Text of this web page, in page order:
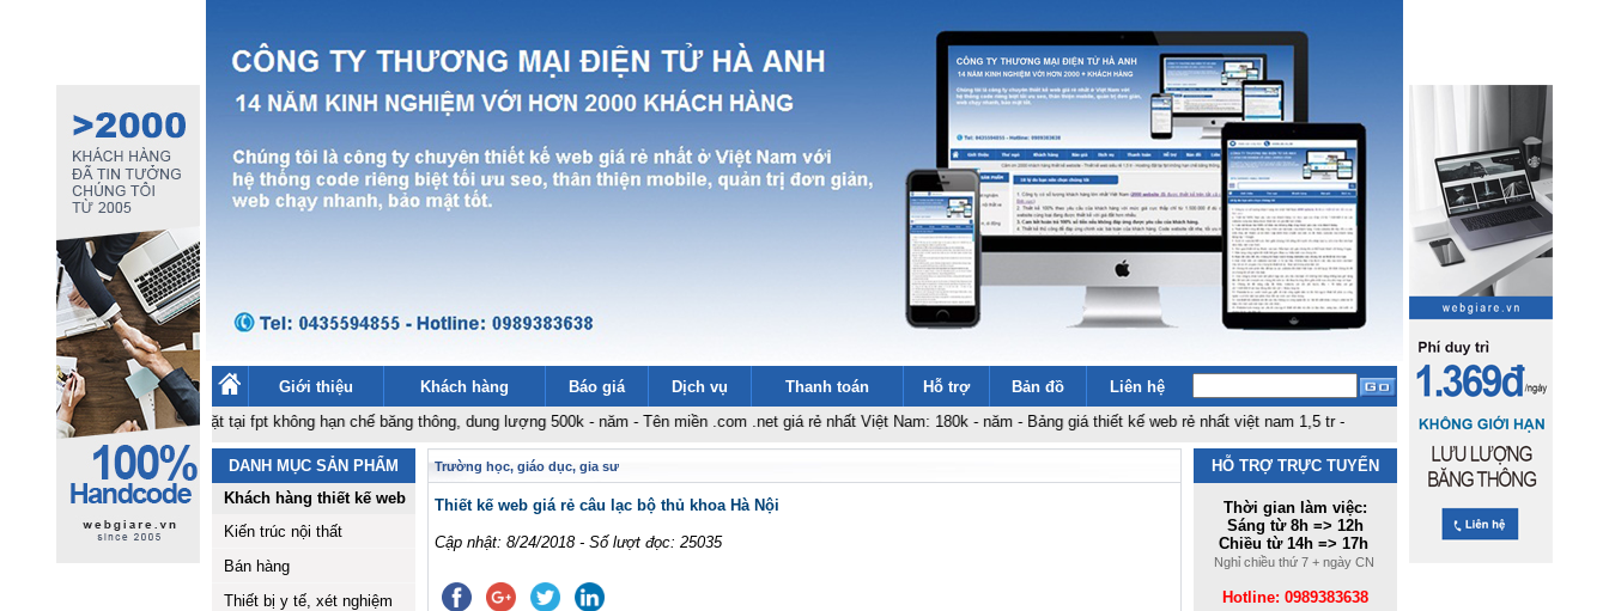
Giới thiệu Khách hàng Báo giá Dịch vụ Thanh toán Hỗ trợ Bản đồ
Liên hệ
rẻ 1,5 tr-Hosting đặt tại fpt không hạn chế băng thông, dung lượng 500k - năm-Tên miền .com .net giá rẻ nhất Việt Nam: 180k - năm-Bảng giá thiết kế web rẻ nhất việt nam 1,5 tr -
DANH MỤC SẢN PHẨM
Khách hàng thiết kế web
Kiến trúc nội thất
Bán hàng
Thiết bị y tế, xét nghiệm
Trường học, giáo dục, gia sư
Thiết kế web giá rẻ câu lạc bộ thủ khoa Hà Nội
Cập nhật: 8/24/2018 - Số lượt đọc: 25035
HỖ TRỢ TRỰC TUYẾN
Thời gian làm việc:
Sáng từ 8h => 12h
Chiều từ 14h => 17h
Nghỉ chiều thứ 7 + ngày CN
Hotline: 0989383638